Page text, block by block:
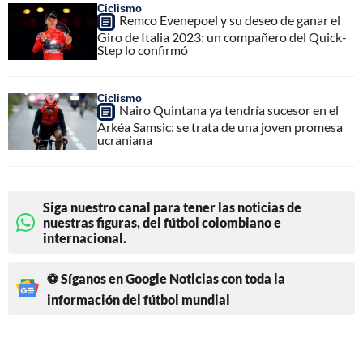
Ciclismo
Remco Evenepoel y su deseo de ganar el
Giro de Italia 2023: un compañero del Quick-
Step lo confirmó
Ciclismo
Nairo Quintana ya tendría sucesor en el
Arkéa Samsic: se trata de una joven promesa
ucraniana
Siga nuestro canal para tener las noticias de
nuestras figuras, del fútbol colombiano e
internacional.
⚽ Síganos en Google Noticias con toda la
información del fútbol mundial